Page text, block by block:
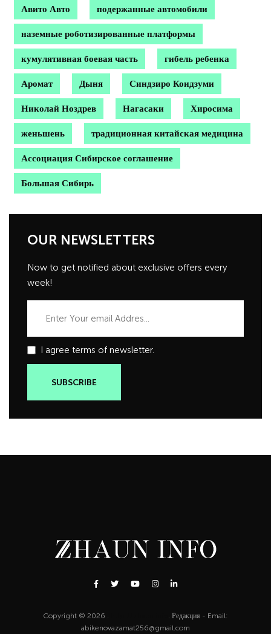
Авито Авто подержанные автомобили
наземные роботизированные платформы
кумулятивная боевая часть гибель ребенка
Аромат Дыня Синдзиро Коидзуми
Николай Ноздрев Нагасаки Хиросима
женьшень традиционная китайская медицина
Ассоциация Сибирское соглашение
Большая Сибирь
OUR NEWSLETTERS
Now to get notified about exclusive offers every
week!
I agree terms of newsletter.
Copyright © 2026 .
. Редакция - Email:
abikenovazamat256@gmail.com